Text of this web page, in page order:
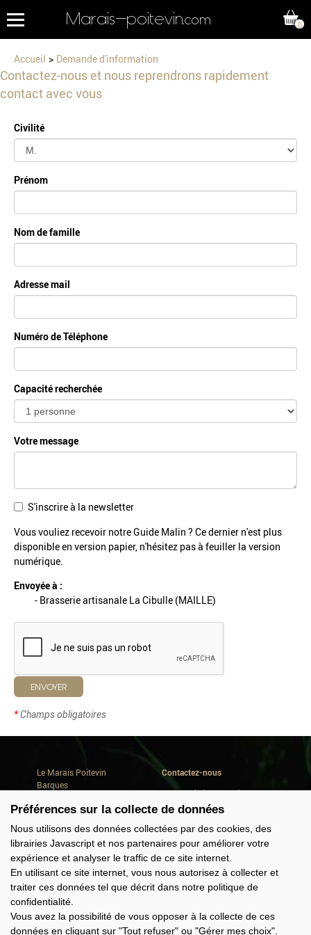
Marais-poitevin.com 0
Accueil Demande d'information
Contactez-nous et nous reprendrons rapidement
contact avec vous
Civilité
Prénom
Nom de famille
Adresse mail
Numéro de Téléphone
Capacité recherchée
Votre message
S'inscrire à la newsletter
Vous vouliez recevoir notre Guide Malin ? Ce dernier n'est plus
disponible en version papier, n'hésitez pas à feuiller la version
numérique.
Envoyée à :
- Brasserie artisanale La Cibulle (MAILLE)
ENVOYER
*Champs obligatoires
Le Marais Poitevin
Barques
Où manger
Conseils de séjour
Quoi faire
Consommer local
Domaine Cardinaud
Offres groupes
Contactez-nous
Avenue de la Repentie
79460 Magné
Tél. +33(0) 5 49 35 90 47
info@marais-poitevin.com
Préférences sur la collecte de données
Nous utilisons des données collectées par des cookies, des
librairies Javascript et nos partenaires pour améliorer votre
expérience et analyser le traffic de ce site internet.
En utilisant ce site internet, vous nous autorisez à collecter et
traiter ces données tel que décrit dans notre politique de
confidentialité.
Vous avez la possibilité de vous opposer à la collecte de ces
données en cliquant sur "Tout refuser" ou "Gérer mes choix".